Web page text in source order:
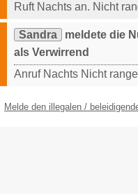
Ruft Nachts an. Nicht
Sandra
meldete die
als Verwirrend
Anruf Nachts Nicht
Melde den illegalen /